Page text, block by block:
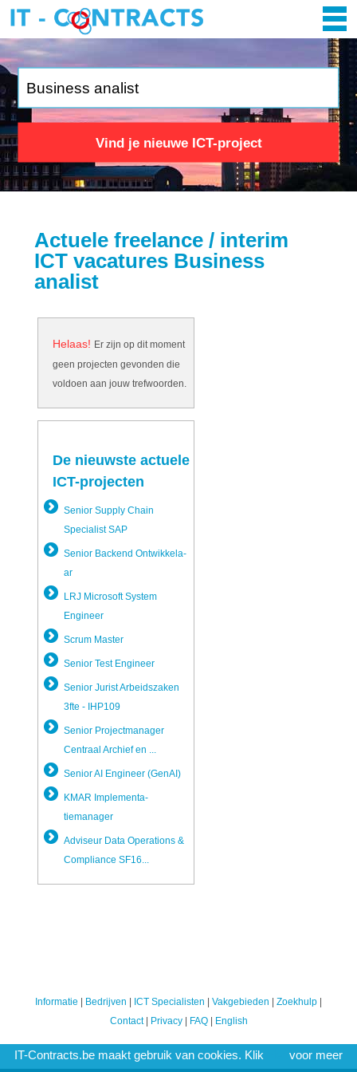
IT-Contracts.be maakt gebruik van cookies. Klik voor meer
Vind je nieuwe ICT-project
Actuele freelance / interim
ICT vacatures Business
analist
Helaas! Er zijn op dit moment
geen projecten gevonden die
voldoen aan jouw trefwoorden.
De nieuwste actuele
ICT-projecten
Senior Supply Chain
Specialist SAP
Senior Backend Ontwikkela­
ar
LRJ Microsoft System
Engineer
Scrum Master
Senior Test Engineer
Senior Jurist Arbeidszak­en
3fte - IHP109
Senior Projectman­ager
Centraal Archief en ...
Senior AI Engineer (GenAI)
KMAR Implementa­
tiemanager
Adviseur Data Operations &
Compliance SF16...
Informatie Bedrijven ICT Specialisten Vakgebieden Zoekhulp
Contact| Privacy| FAQ| English